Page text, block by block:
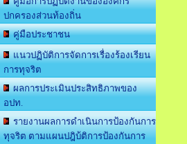
ปกครองส่วนท้องถิ่น
คู่มือประชาชน
แนวปฏิบัติการจัดการเรื่องร้องเรียน
การทุจริต
ผลการประเมินประสิทธิภาพของ
อปท.
รายงานผลการดำเนินการป้องกันการ
ทุจริต ตามแผนปฎิบ้ติการป้องกันการ